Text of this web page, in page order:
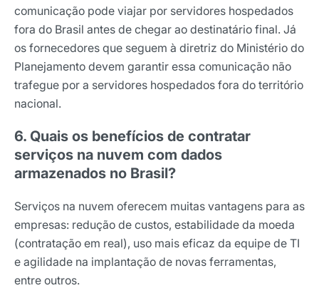
comunicação pode viajar por servidores hospedados
fora do Brasil antes de chegar ao destinatário final. Já
os fornecedores que seguem à diretriz do Ministério do
Planejamento devem garantir essa comunicação não
trafegue por a servidores hospedados fora do território
nacional.
6. Quais os benefícios de contratar
serviços na nuvem com dados
armazenados no Brasil?
Serviços na nuvem oferecem muitas vantagens para as
empresas: redução de custos, estabilidade da moeda
(contratação em real), uso mais eficaz da equipe de TI
e agilidade na implantação de novas ferramentas,
entre outros.